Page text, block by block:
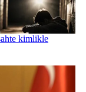
kimlikle